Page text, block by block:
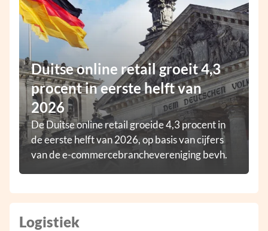
Duitse online retail groeit 4,3
procent in eerste helft van
2026
De Duitse online retail groeide 4,3 procent in
de eerste helft van 2026, op basis van cijfers
van de e-commercebranchevereniging bevh.
Logistiek